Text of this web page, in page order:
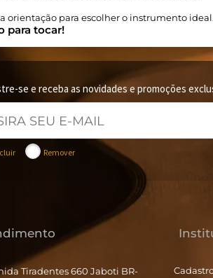
orientação para escolher o instrumento ideal.
para tocar!
se e receba as novidades e promoções
Remover
Tiradentes 660 Jaboti BR-